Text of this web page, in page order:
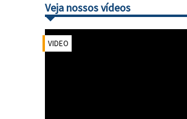
Veja nossos vídeos
VIDEO